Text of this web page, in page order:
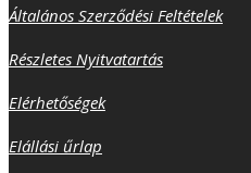
Általános Szerződési Feltételek
Részletes Nyitvatartás
Elérhetőségek
Elállási űrlap